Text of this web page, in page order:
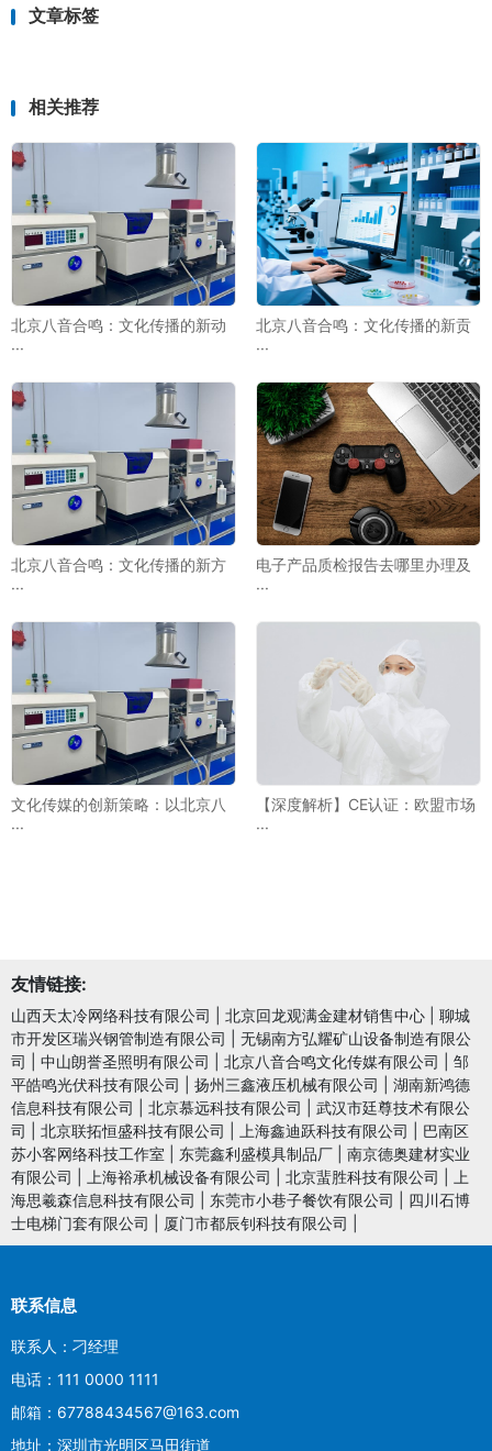
文章标签
相关推荐
北京八音合鸣：文化传播的新动
···
北京八音合鸣：文化传播的新贡
···
北京八音合鸣：文化传播的新方
···
电子产品质检报告去哪里办理及
···
文化传媒的创新策略：以北京八
···
【深度解析】CE认证：欧盟市场
···
友情链接:
山西天太冷网络科技有限公司 北京回龙观满金建材销售中心
聊城
市开发区瑞兴钢管制造有限公司
无锡南方弘耀矿山设备制造有限公
司
中山朗誉圣照明有限公司 北京八音合鸣文化传媒有限公司
邹
平皓鸣光伏科技有限公司
扬州三鑫液压机械有限公司
湖南新鸿德
信息科技有限公司
北京慕远科技有限公司
武汉市廷尊技术有限公
司
北京联拓恒盛科技有限公司 上海鑫迪跃科技有限公司
巴南区
苏小客网络科技工作室
东莞鑫利盛模具制品厂
南京德奥建材实业
有限公司
上海裕承机械设备有限公司 北京蜚胜科技有限公司
上
海思羲森信息科技有限公司
东莞市小巷子餐饮有限公司
四川石博
士电梯门套有限公司
厦门市都辰钊科技有限公司
联系信息
联系人：刁经理
电话：111 0000 1111
邮箱：67788434567@163.com
地址：深圳市光明区马田街道